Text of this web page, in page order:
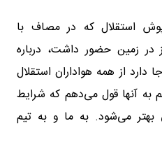
استقلال که در مصاف با
در زمین حضور داشت، درباره
«جا دارد از همه هواداران استقلال
به آنها قول می‌دهم که شرایط
بهتر می‌شود. به ما و به تیم